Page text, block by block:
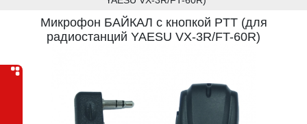
Микрофон БАЙКАЛ с кнопкой PTT (для
радиостанций YAESU VX-3R/FT-60R)